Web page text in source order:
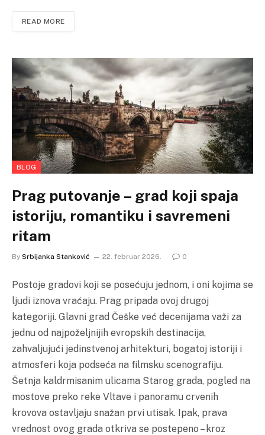
READ MORE
BLOG
Prag putovanje – grad koji spaja
istoriju, romantiku i savremeni
ritam
By Srbijanka Stanković 22. februar 2026. 0
Postoje gradovi koji se posećuju jednom, i oni kojima se
ljudi iznova vraćaju. Prag pripada ovoj drugoj
kategoriji. Glavni grad Češke već decenijama važi za
jednu od najpoželjnijih evropskih destinacija,
zahvaljujući jedinstvenoj arhitekturi, bogatoj istoriji i
atmosferi koja podseća na filmsku scenografiju.
Šetnja kaldrmisanim ulicama Starog grada, pogled na
mostove preko reke Vltave i panoramu crvenih
krovova ostavljaju snažan prvi utisak. Ipak, prava
vrednost ovog grada otkriva se postepeno – kroz